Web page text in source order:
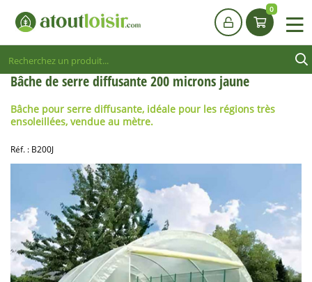
Bâche de serre diffusante 200 microns jaune
Bâche pour serre diffusante, idéale pour les régions très
ensoleillées, vendue au mètre.
Réf. : B200J
0